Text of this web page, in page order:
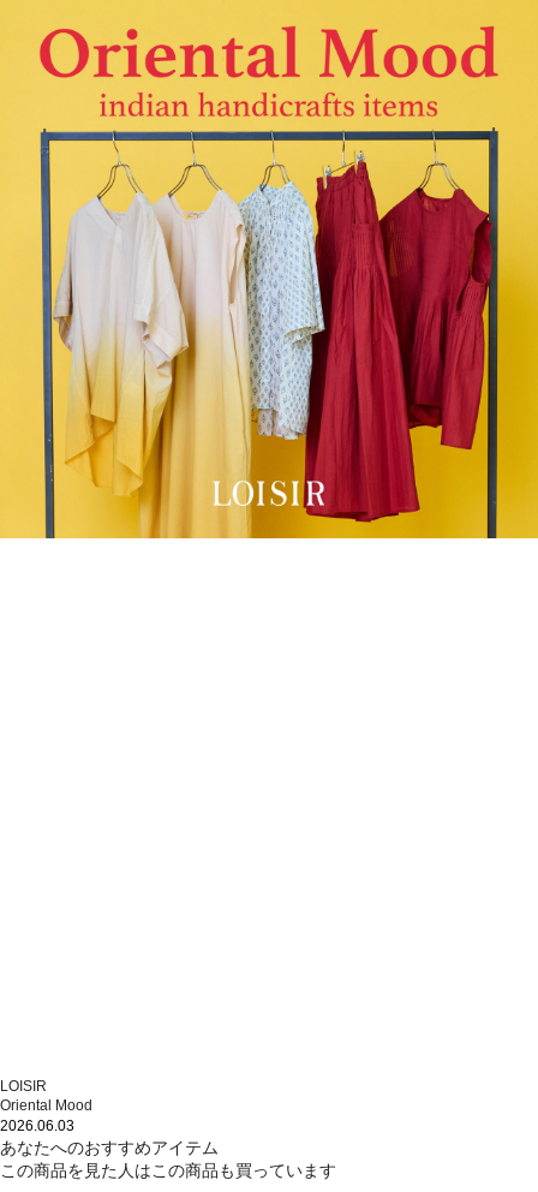
LOISIR
Oriental Mood
2026.06.03
あなたへのおすすめアイテム
この商品を見た人はこの商品も買っています